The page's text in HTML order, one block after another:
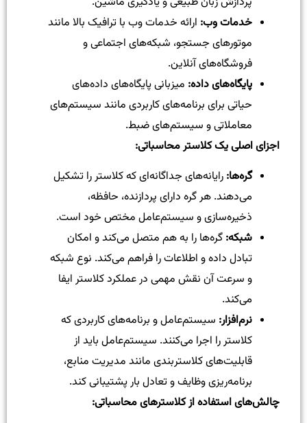
خدمات وب: ارائه خدمات وب با ترافیک بالا مانند
موتورهای جستجو، شبکه‌های اجتماعی و
فروشگاه‌های آنلاین.
پایگاه‌های داده: میزبانی پایگاه‌های داده‌های
حیاتی برای برنامه‌های کاربردی مانند سیستم‌های
معاملاتی و سیستم‌های ضبط.
اجزای اصلی یک کلاستر محاسباتی:
گره‌ها: رایانه‌های جداگانه‌ای که کلاستر را تشکیل
می‌دهند. هر گره دارای پردازنده، حافظه،
ذخیره‌سازی و سیستم‌عامل مختص خود است.
شبکه: گره‌ها را به هم متصل می‌کند و امکان
تبادل داده و اطلاعات را فراهم می‌کند. نوع شبکه
و سرعت آن نقش مهمی در عملکرد کلاستر ایفا
می‌کند.
نرم‌افزار: سیستم‌عامل و برنامه‌های کاربردی که
کلاستر را اجرا می‌کنند. سیستم‌عامل باید از
قابلیت‌های کلاستر‌بندی مانند مدیریت منابع،
برنامه‌ریزی وظایف و تعادل بار پشتیبانی کند.
چالش‌های استفاده از کلاستر‌های محاسباتی: